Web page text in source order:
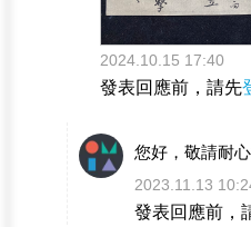
2024.10.15 17:40
發表回應前，請先
您好，敬請耐
2023.11.13
發表回應前，